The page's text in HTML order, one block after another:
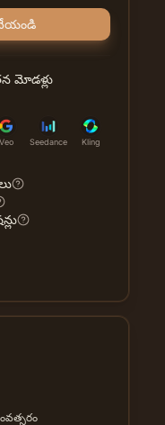
చేయండి
మోడళ్లు
Veo Seedance Kling